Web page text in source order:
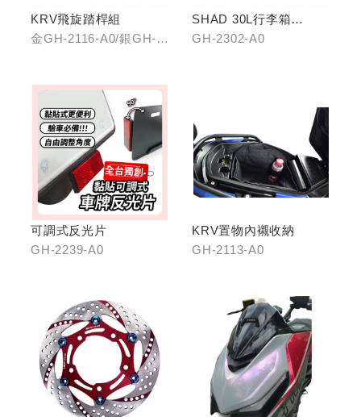
KRV飛旋踏桿組
金GH-2116-A0/銀GH-
SHAD 30L行李箱
(KYMCO專屬款)
GH-2302-A0
可調式反光片
GH-2239-A0
KRV置物內襯收納
GH-2113-A0